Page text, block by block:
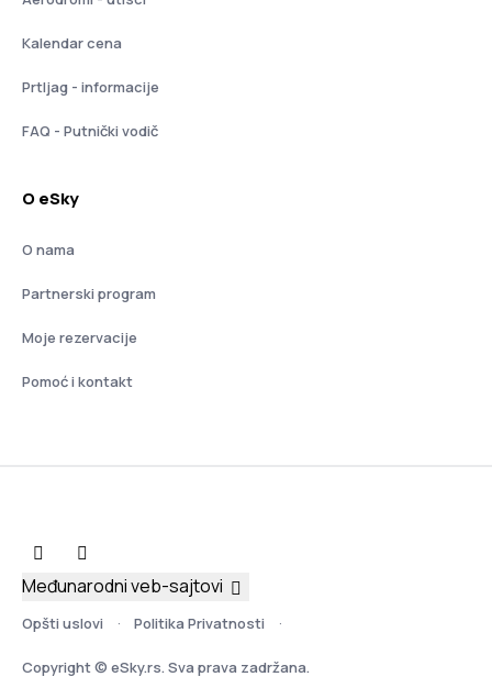
Kalendar cena
Prtljag - informacije
FAQ - Putnički vodič
O eSky
O nama
Partnerski program
Moje rezervacije
Pomoć i kontakt
Opšti uslovi Politika Privatnosti
Copyright © eSky.rs. Sva prava zadržana.
Međunarodni veb-sajtovi